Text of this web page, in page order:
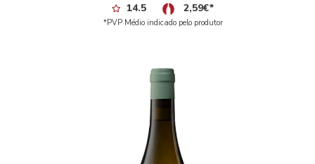
14.5 2,59€*
*PVP Médio indicado pelo produtor